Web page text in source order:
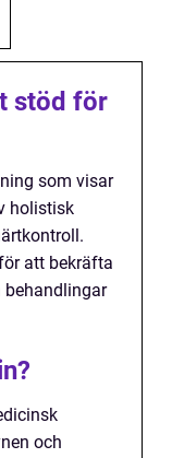
stöd för
som visar
holistisk
att bekräfta
behandlingar
och